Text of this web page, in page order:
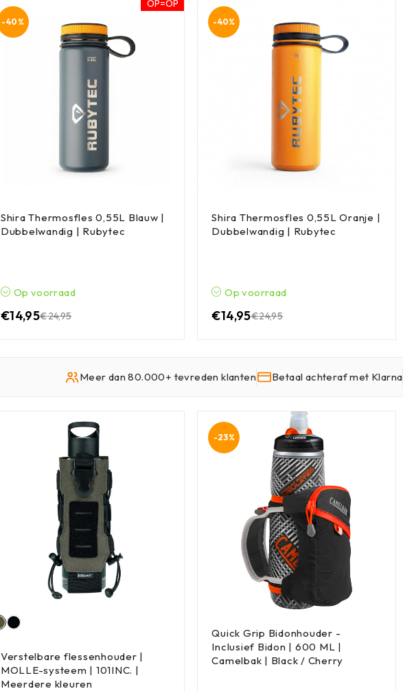
OP=OP
-40%
Shira Thermosfles 0,55L Blauw |
Dubbelwandig | Rubytec
Op voorraad
€24,95
€14,95
-40%
Shira Thermosfles 0,55L Oranje |
Dubbelwandig | Rubytec
Op voorraad
€24,95
€14,95
Meer dan 80.000+ tevreden klanten Betaal achteraf met Klarna
Verstelbare flessenhouder |
MOLLE-systeem | 101INC. |
Meerdere kleuren
-23%
Quick Grip Bidonhouder -
Inclusief Bidon | 600 ML |
Camelbak | Black / Cherry